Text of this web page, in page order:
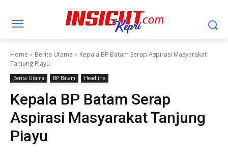
Home Berita Utama
Kepala BP Batam Serap Aspirasi Masyarakat
Tanjung Piayu
Berita Utama BP Batam Headline
Kepala BP Batam Serap
Aspirasi Masyarakat Tanjung
Piayu